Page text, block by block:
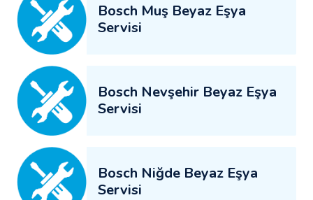
Bosch Muş Beyaz Eşya
Servisi
Bosch Nevşehir Beyaz Eşya
Servisi
Bosch Niğde Beyaz Eşya
Servisi